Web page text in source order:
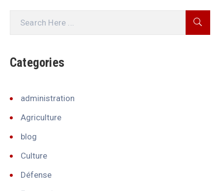
Categories
administration
Agriculture
blog
Culture
Défense